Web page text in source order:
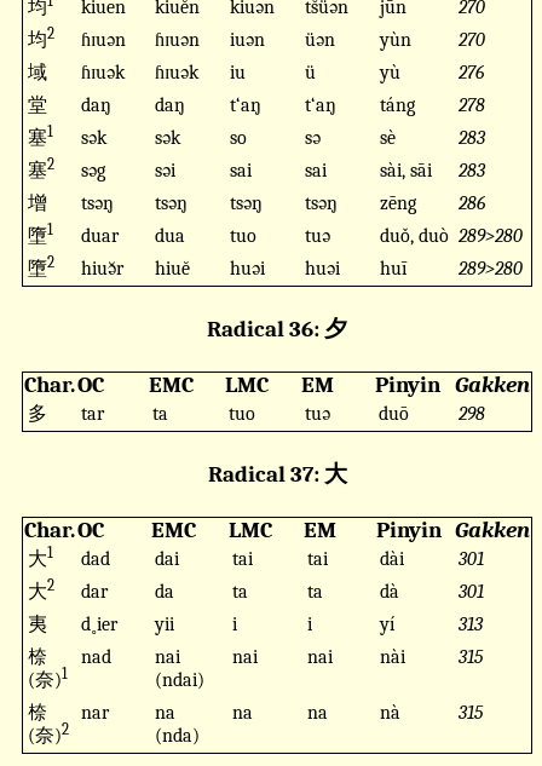
均 kiuen kiuĕn kiuən ts̆üən jūn
270
均2 ɦɪuən ɦɪuən iuən üən yùn
270
域
ɦɪuək ɦɪuək iu ü yù
276
堂
daŋ daŋ t‘aŋ t‘aŋ táng
278
塞1 sək sək so sə sè
283
塞2 səg səi sai sai sài, sāi
283
增
tsəŋ tsəŋ tsəŋ tsəŋ zēng
286
墮1 duar dua tuo tuə duǒ, duò 289>280
墮2 hiuə̆r hiuĕ huəi huəi huī 289>280
Radical 36: 夕
Char.OC EMC LMC EM Pinyin Gakken
多 tar ta tuo tuə duō 298
Radical 37: 大
Char.OC EMC LMC EM Pinyin Gakken
大1 dad dai tai tai dài
301
大2 dar da ta ta dà
301
夷
d˳ier yii i i yí
313
㮈
(奈)1
nad
nai
(ndai)
nai nai nài 315
㮈
(奈)2
nar
na
(nda)
na na nà 315